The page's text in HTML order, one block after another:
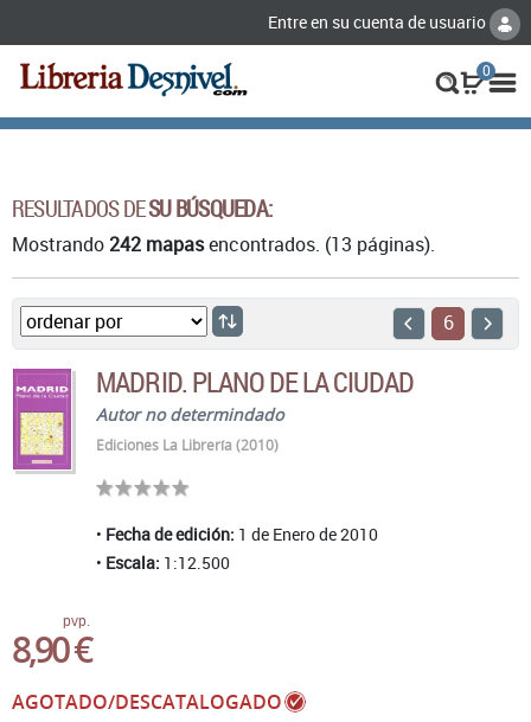
Entre en su cuenta de usuario
0
RESULTADOS DESU BÚSQUEDA:
Mostrando 242 mapasencontrados. (13 páginas).
6
MADRID. PLANO DE LA CIUDAD
Autor no determindado
Ediciones La Librería (2010)
Fecha de edición: 1 de Enero de 2010
Escala: 1:12.500
pvp.
8,90 €
AGOTADO/DESCATALOGADO